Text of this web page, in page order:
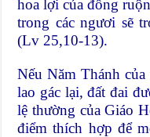
hoa lợi của đồng
trong các ngươi sẽ
(Lv 25,10-13).
Nếu Năm Thánh
lao gác lại, đất đai
lệ thường của Giáo
điểm thích hợp để